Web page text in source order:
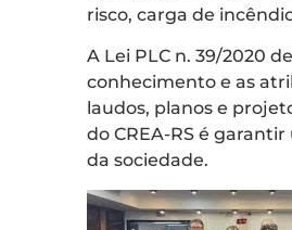
risco, carga de
A Lei PLC n. 39/2020
conhecimento e as
laudos, planos e
do CREA-RS é
da sociedade.